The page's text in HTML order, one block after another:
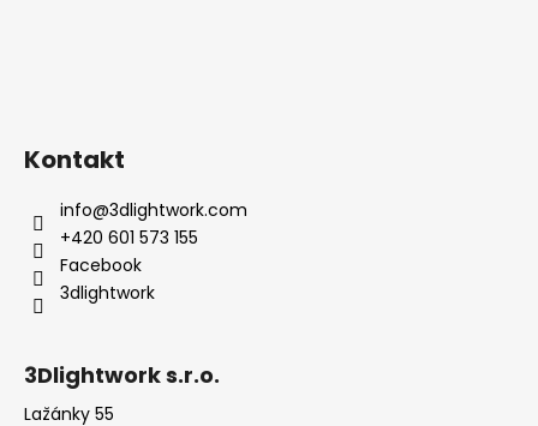
Kontakt
info@3dlightwork.com
+420 601 573 155
Facebook
3dlightwork
3Dlightwork s.r.o.
Lažánky 55